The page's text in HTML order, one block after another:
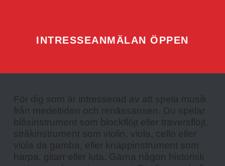
INTRESSEANMÄLAN ÖPPEN
För dig som är intresserad av att spela musik
från medeltiden och renässansen. Du spelar
blåsinstrument som blockflöjt eller traversflöjt,
stråkinstrument som violin, viola, cello eller
viola da gamba, eller knäppinstrument som
harpa, gitarr eller luta. Gärna någon historisk